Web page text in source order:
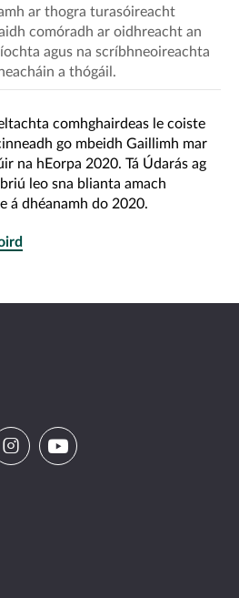
ar thogra turasóireacht
comóradh ar oidhreacht an
agus na scríbhneoireachta
a thógáil.
comhghairdeas le coiste
go mbeidh Gaillimh mar
na hEorpa 2020. Tá Údarás ag
leo sna blianta amach
á dhéanamh do 2020.
Visit